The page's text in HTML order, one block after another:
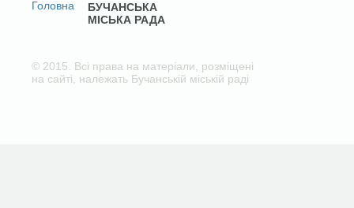
БУЧАНСЬКА
МІСЬКА РАДА
© 2015. Всі права на матеріали, розміщені
на сайті, належать Бучанській міській раді